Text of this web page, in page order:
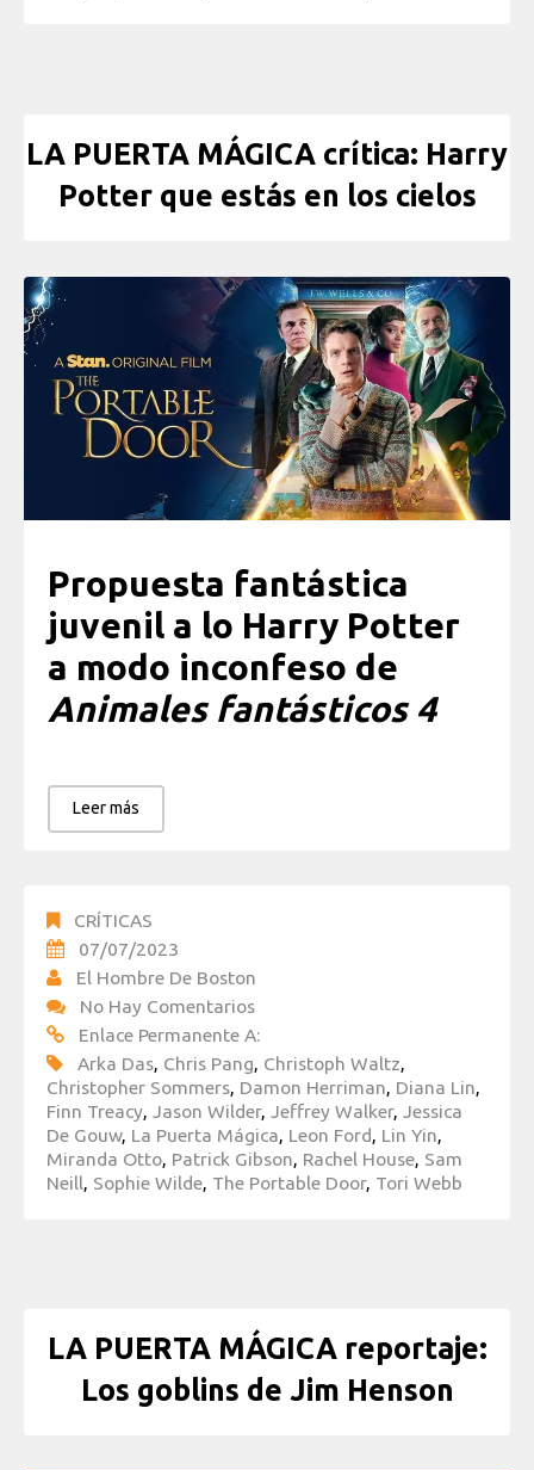
LA PUERTA MÁGICA crítica: Harry
Potter que estás en los cielos
Propuesta fantástica
juvenil a lo Harry Potter
a modo inconfeso de
Animales fantásticos 4
Leer más
CRÍTICAS
07/07/2023
El Hombre De Boston
No Hay Comentarios
Enlace Permanente A:
Arka Das, Chris Pang, Christoph Waltz,
Christopher Sommers, Damon Herriman, Diana Lin,
Finn Treacy, Jason Wilder, Jeffrey Walker, Jessica
De Gouw, La Puerta Mágica, Leon Ford, Lin Yin,
Miranda Otto, Patrick Gibson, Rachel House, Sam
Neill, Sophie Wilde, The Portable Door, Tori Webb
LA PUERTA MÁGICA reportaje:
Los goblins de Jim Henson